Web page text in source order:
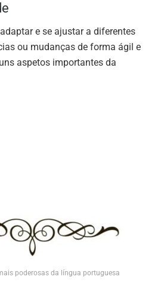
e se ajustar a diferentes
ou mudanças de forma ágil e
aspetos importantes da
poderosas da língua portuguesa